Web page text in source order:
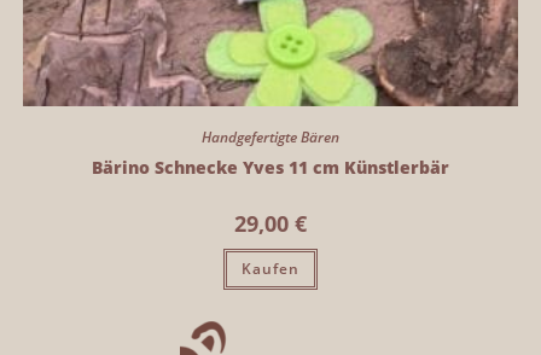
Handgefertigte Bären
Bärino Schnecke Yves 11 cm Künstlerbär
29,00 €
Kaufen